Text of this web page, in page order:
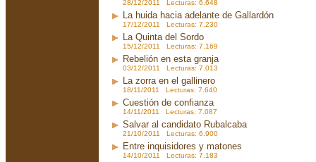
28/12/2011 Lecturas: 6.648
La huida hacia adelante de Gallardón
17/12/2011 Lecturas: 7.230
La Quinta del Sordo
15/12/2011 Lecturas: 7.169
Rebelión en esta granja
03/12/2011 Lecturas: 7.013
La zorra en el gallinero
18/11/2011 Lecturas: 7.640
Cuestión de confianza
14/11/2011 Lecturas: 7.087
Salvar al candidato Rubalcaba
21/10/2011 Lecturas: 6.900
Entre inquisidores y matones
14/10/2011 Lecturas: 7.183